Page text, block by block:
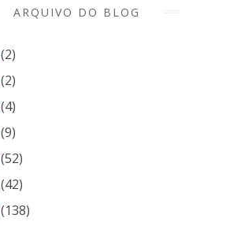
ARQUIVO DO BLOG
(2)
(2)
(4)
(9)
(52)
(42)
(138)